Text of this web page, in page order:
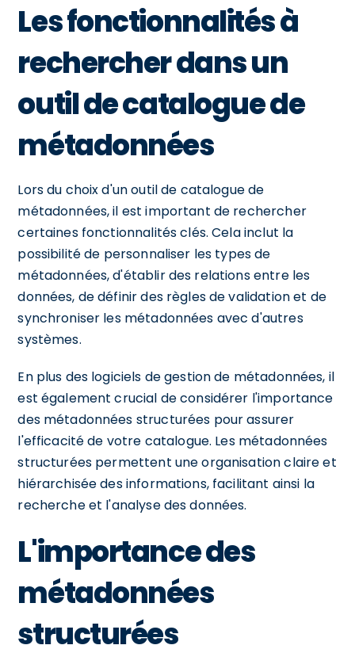
Les fonctionnalités à
rechercher dans un
outil de catalogue de
métadonnées
Lors du choix d'un outil de catalogue de
métadonnées, il est important de rechercher
certaines fonctionnalités clés. Cela inclut la
possibilité de personnaliser les types de
métadonnées, d'établir des relations entre les
données, de définir des règles de validation et de
synchroniser les métadonnées avec d'autres
systèmes.
En plus des logiciels de gestion de métadonnées, il
est également crucial de considérer l'importance
des métadonnées structurées pour assurer
l'efficacité de votre catalogue. Les métadonnées
structurées permettent une organisation claire et
hiérarchisée des informations, facilitant ainsi la
recherche et l'analyse des données.
L'importance des
métadonnées
structurées